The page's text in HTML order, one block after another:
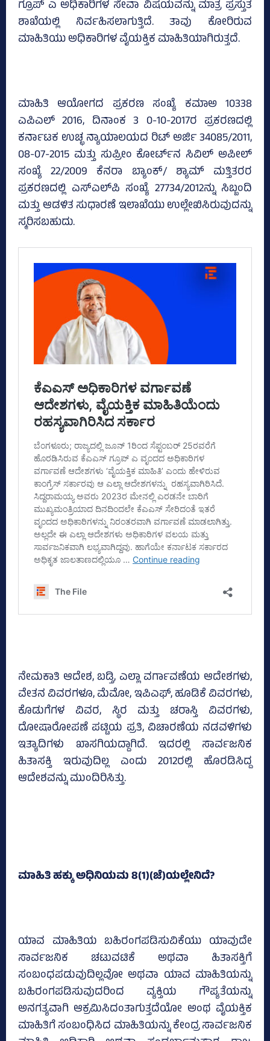
ಗ್ರೂಪ್‌ ಎ ಅಧಿಕಾರಿಗಳ ಸೇವಾ ವಿಷಯವನ್ನು ಮಾತ್ರ ಪ್ರಸ್ತುತ
ಶಾಖೆಯಲ್ಲಿ ನಿರ್ವಹಿಸಲಾಗುತ್ತಿದೆ. ತಾವು ಕೋರಿರುವ
ಮಾಹಿತಿಯು ಅಧಿಕಾರಿಗಳ ವೈಯಕ್ತಿಕ ಮಾಹಿತಿಯಾಗಿರುತ್ತದೆ.
ಮಾಹಿತಿ ಆಯೋಗದ ಪ್ರಕರಣ ಸಂಖ್ಯೆ ಕಮಾಅ 10338
ಎಪಿಎಲ್‌ 2016, ದಿನಾಂಕ 3 0-10-2017ರ ಪ್ರಕರಣದಲ್ಲಿ
ಕರ್ನಾಟಕ ಉಚ್ಛ ನ್ಯಾಯಾಲಯದ ರಿಟ್‌ ಅರ್ಜಿ 34085/2011,
08-07-2015 ಮತ್ತು ಸುಪ್ರೀಂ ಕೋರ್ಟ್‌ನ ಸಿವಿಲ್‌ ಅಪೀಲ್‌
ಸಂಖ್ಯೆ 22/2009 ಕೆನರಾ ಬ್ಯಾಂಕ್‌/ ಶ್ಯಾಮ್‌ ಮತ್ತಿತರರ
ಪ್ರಕರಣದಲ್ಲಿ ಎಸ್‌ಎಲ್‌ಪಿ ಸಂಖ್ಯೆ 27734/2012ನ್ನು ಸಿಬ್ಬಂದಿ
ಮತ್ತು ಆಡಳಿತ ಸುಧಾರಣೆ ಇಲಾಖೆಯು ಉಲ್ಲೇಖಿಸಿರುವುದನ್ನು
ಸ್ಮರಿಸಬಹುದು.
ನೇಮಕಾತಿ ಆದೇಶ, ಬಡ್ತಿ, ಎಲ್ಲಾ ವರ್ಗಾವಣೆಯ ಆದೇಶಗಳು,
ವೇತನ ವಿವರಗಳೂ, ಮೆಮೋ, ಇಪಿಎಫ್‌, ಹೂಡಿಕೆ ವಿವರಗಳು,
ಕೊಡುಗೆಗಳ ವಿವರ, ಸ್ಥಿರ ಮತ್ತು ಚರಾಸ್ತಿ ವಿವರಗಳು,
ದೋಷಾರೋಪಣೆ ಪಟ್ಟಿಯ ಪ್ರತಿ, ವಿಚಾರಣೆಯ ನಡವಳಿಗಳು
ಇತ್ಯಾದಿಗಳು ಖಾಸಗಿಯದ್ದಾಗಿದೆ. ಇದರಲ್ಲಿ ಸಾರ್ವಜನಿಕ
ಹಿತಾಸಕ್ತಿ ಇರುವುದಿಲ್ಲ ಎಂದು 2012ರಲ್ಲಿ ಹೊರಡಿಸಿದ್ದ
ಆದೇಶವನ್ನು ಮುಂದಿರಿಸಿತ್ತು.
ಮಾಹಿತಿ ಹಕ್ಕು ಅಧಿನಿಯಮ 8(1)(ಜೆ)ಯಲ್ಲೇನಿದೆ?
ಯಾವ ಮಾಹಿತಿಯ ಬಹಿರಂಗಪಡಿಸುವಿಕೆಯು ಯಾವುದೇ
ಸಾರ್ವಜನಿಕ ಚಟುವಟಿಕೆ ಅಥವಾ ಹಿತಾಸಕ್ತಿಗೆ
ಸಂಬಂಧಪಡುವುದಿಲ್ಲವೋ ಅಥವಾ ಯಾವ ಮಾಹಿತಿಯನ್ನು
ಬಹಿರಂಗಪಡಿಸುವುದರಿಂದ ವ್ಯಕ್ತಿಯ ಗೌಪ್ಯತೆಯನ್ನು
ಅನಗತ್ಯವಾಗಿ ಆಕ್ರಮಿಸಿದಂತಾಗುತ್ತದೆಯೋ ಅಂಥ ವೈಯಕ್ತಿಕ
ಮಾಹಿತಿಗೆ ಸಂಬಂಧಿಸಿದ ಮಾಹಿತಿಯನ್ನು ಕೇಂದ್ರ ಸಾರ್ವಜನಿಕ